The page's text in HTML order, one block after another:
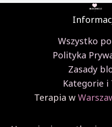
Wszystko
Polityka
Zasady
Kategorie i
Terapia w